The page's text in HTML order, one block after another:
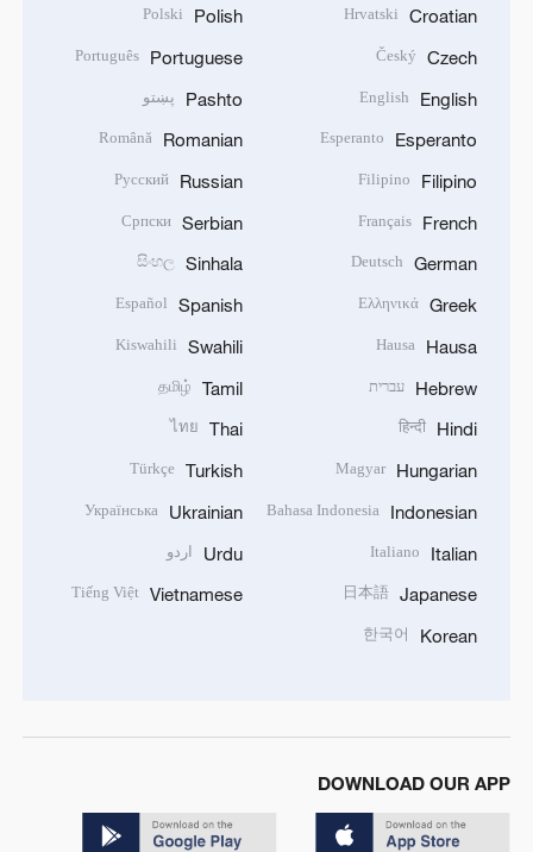
Croatian
Hrvatski
Czech
Český
English
English
Esperanto
Esperanto
Filipino
Filipino
French
Français
German
Deutsch
Greek
Ελληνικά
Hausa
Hausa
Hebrew עברית
Hindi
हिन्दी
Hungarian
Magyar
Indonesian
Bahasa Indonesia
Italian
Italiano
Japanese
日本語
Korean
한국어
Polish
Polski
Portuguese
Português
Pashto پښتو
Romanian
Română
Russian
Русский
Serbian
Српски
Sinhala
සිංහල
Spanish
Español
Swahili
Kiswahili
Tamil
தமிழ்
Thai
ไทย
Turkish
Türkçe
Ukrainian
Українська
Urdu اردو
Vietnamese
Tiếng Việt
DOWNLOAD OUR APP